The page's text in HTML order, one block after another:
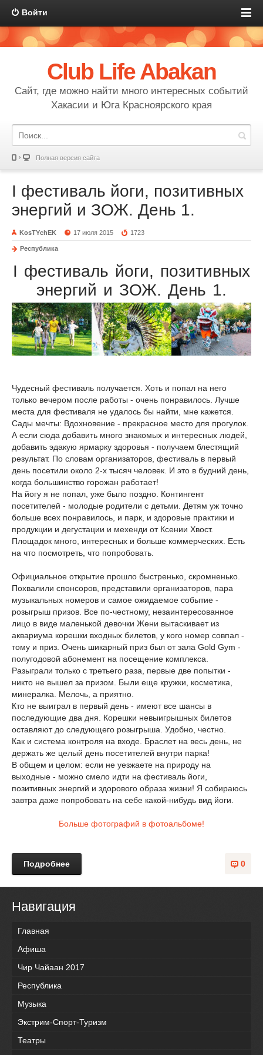
Войти
Club Life Abakan
Сайт, где можно найти много интересных событий
Хакасии и Юга Красноярского края
Полная версия сайта
I фестиваль йоги, позитивных
энергий и ЗОЖ. День 1.
KosTYchEK 17 июля 2015 1723
Республика
I фестиваль йоги, позитивных
энергий и ЗОЖ. День 1.
Чудесный фестиваль получается. Хоть и попал на него
только вечером после работы - очень понравилось. Лучше
места для фестиваля не удалось бы найти, мне кажется.
Сады мечты: Вдохновение - прекрасное место для прогулок.
А если сюда добавить много знакомых и интересных людей,
добавить эдакую ярмарку здоровья - получаем блестящий
результат. По словам организаторов, фестиваль в первый
день посетили около 2-х тысяч человек. И это в будний день,
когда большинство горожан работает!
На йогу я не попал, уже было поздно. Контингент
посетителей - молодые родители с детьми. Детям уж точно
больше всех понравилось, и парк, и здоровые практики и
продукции и дегустации и мехенди от Ксении Хвост.
Площадок много, интересных и больше коммерческих. Есть
на что посмотреть, что попробовать.
Официальное открытие прошло быстренько, скромненько.
Похвалили спонсоров, представили организаторов, пара
музыкальных номеров и самое ожидаемое событие -
розыгрыш призов. Все по-честному, незаинтересованное
лицо в виде маленькой девочки Жени вытаскивает из
аквариума корешки входных билетов, у кого номер совпал -
тому и приз. Очень шикарный приз был от зала Gold Gym -
полугодовой абонемент на посещение комплекса.
Разыграли только с третьего раза, первые две попытки -
никто не вышел за призом. Были еще кружки, косметика,
минералка. Мелочь, а приятно.
Кто не выиграл в первый день - имеют все шансы в
последующие два дня. Корешки невыигрышных билетов
оставляют до следующего розыгрыша. Удобно, честно.
Как и система контроля на входе. Браслет на весь день, не
держать же целый день посетителей внутри парка!
В общем и целом: если не уезжаете на природу на
выходные - можно смело идти на фестиваль йоги,
позитивных энергий и здорового образа жизни! Я собираюсь
завтра даже попробовать на себе какой-нибудь вид йоги.
Больше фотографий в фотоальбоме!
0
Подробнее
Навигация
Главная
Афиша
Чир Чайаан 2017
Республика
Музыка
Экстрим-Спорт-Туризм
Театры